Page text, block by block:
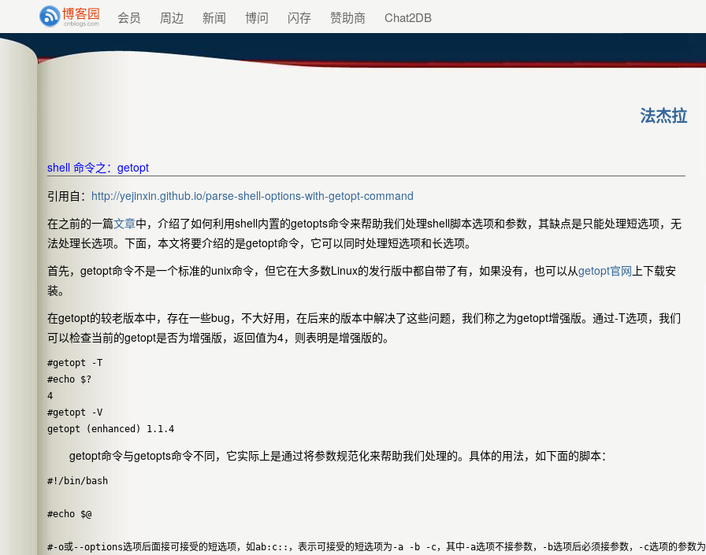
会员 周边 新闻 博问 闪存 赞助商 Chat2DB
法杰拉
shell 命令之：getopt
引用自： http://yejinxin.github.io/parse-shell-options-with-getopt-command
在之前的一篇文章中，介绍了如何利用shell内置的getopts命令来帮助我们处理shell脚本选项和参数，其缺点是只能处理短选项，无
法处理长选项。下面，本文将要介绍的是getopt命令，它可以同时处理短选项和长选项。
首先，getopt命令不是一个标准的unix命令，但它在大多数Linux的发行版中都自带了有，如果没有，也可以从getopt官网 上下载安
装。
在getopt的较老版本中，存在一些bug，不大好用，在后来的版本中解决了这些问题，我们称之为getopt增强版。通过-T选项，我们
可以检查当前的getopt是否为增强版，返回值为4，则表明是增强版的。
#getopt -T
#echo $?
4
#getopt -V
getopt命令与getopts命令不同，它实际上是通过将参数规范化来帮助我们处理的。具体的用法，如下面的脚本：
#!/bin/bash
#echo $@
#-o或--options选项后面接可接受的短选项，如ab:c::，表示可接受的短选项为-a -b -c，其中-a选项不接参数，-b选项后必须接参数，-c选项的参数